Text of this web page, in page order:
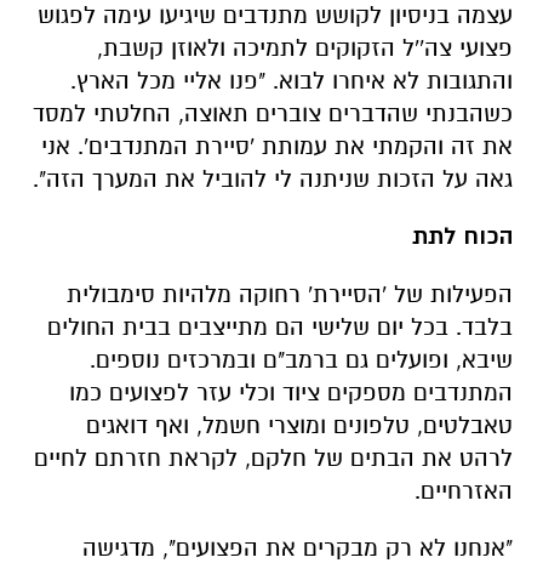
עצמה בניסיון לקושש מתנדבים שיגיעו עימה לפגוש
פצועי צה''ל הזקוקים לתמיכה ולאוזן קשבת,
והתגובות לא איחרו לבוא. "פנו אליי מכל הארץ.
כשהבנתי שהדברים צוברים תאוצה, החלטתי למסד
את זה והקמתי את עמותת 'סיירת המתנדבים'. אני
גאה על הזכות שניתנה לי להוביל את המערך הזה".
הכוח לתת
הפעילות של 'הסיירת' רחוקה מלהיות סימבולית
בלבד. בכל יום שלישי הם מתייצבים בבית החולים
שיבא, ופועלים גם ברמב"ם ובמרכזים נוספים.
המתנדבים מספקים ציוד וכלי עזר לפצועים כמו
טאבלטים, טלפונים ומוצרי חשמל, ואף דואגים
לרהט את הבתים של חלקם, לקראת חזרתם לחיים
האזרחיים.
"אנחנו לא רק מבקרים את הפצועים", מדגישה